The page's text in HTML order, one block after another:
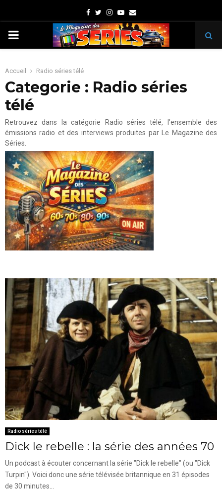
Facebook
TwitterInstagram
Youtube
Email
PRIMARY
Accueil Radio séries télé
Categorie : Radio séries
télé
Retrouvez dans la catégorie Radio séries télé, l’ensemble des
émissions radio et des interviews produites par Le Magazine des
Séries.
Radio séries télé
Dick le rebelle : la série des années 70
Un podcast à écouter concernant la série "Dick le rebelle" (ou "Dick
Turpin"). Voici donc une série télévisée britannique en 31 épisodes
de 30 minutes...